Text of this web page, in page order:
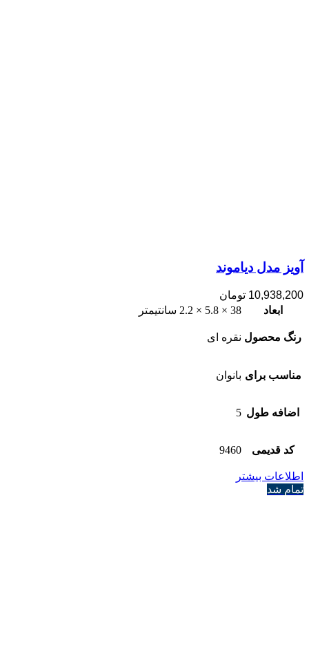
آویز مدل دیاموند
10,938,200 تومان
ابعاد
38 × 5.8 × 2.2 سانتیمتر
رنگ محصول نقره ای
مناسب برای بانوان
اضافه طول 5
کد قدیمی 9460
اطلاعات بیشتر
تمام شد